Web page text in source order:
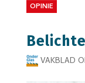
OPINIE
VAKBLAD